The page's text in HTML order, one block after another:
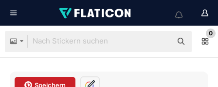
0
Speichern